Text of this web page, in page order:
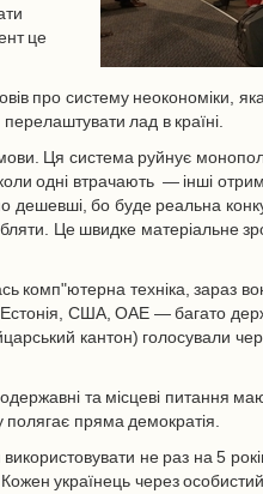
це
про систему неокономіки,
лад в країні.
Ця система руйнує
коли одні втрачають — інші
дешевші, бо буде реальна
Це швидке матеріальне
комп"ютерна техніка, зараз
США, ОАЕ — багато
кантон) голосували
та місцеві питання
пряма демократія.
не раз на 5
українець через